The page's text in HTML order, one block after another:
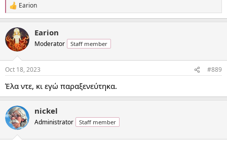
R
e
c
t
i
s
Earion
Earion
Moderator Staff member
Oct 18, 2023 #889
Έλα ντε, κι εγώ παραξενεύτηκα.
nickel
Administrator Staff member